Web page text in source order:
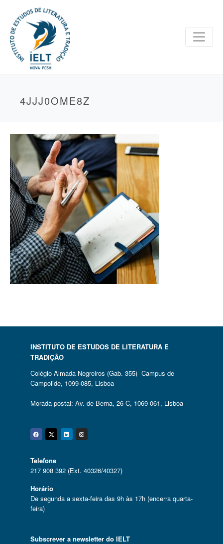
4JJJ0OME8Z
INSTITUTO DE ESTUDOS DE LITERATURA E
TRADIÇÃO
Colégio Almada Negreiros (Gab. 355) Campus de
Campolide, 1099-085, Lisboa
Morada postal: Av. de Berna, 26 C, 1069-061, Lisboa
Facebook
Twitter
Linkedin
Instagram
Telefone
217 908 392 (Ext. 40326/40327)
Horário
De segunda a sexta-feira das 9h às 17h (encerra quarta-
feira)
Subscrever a newsletter do IELT